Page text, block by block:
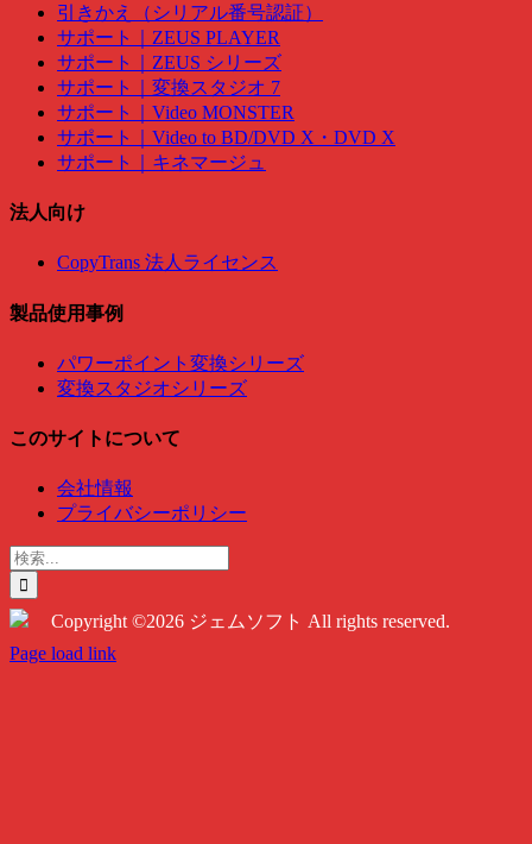
引きかえ（シリアル番号認証）
サポート｜ZEUS PLAYER
サポート｜ZEUS シリーズ
サポート｜変換スタジオ 7
サポート｜Video MONSTER
サポート｜Video to BD/DVD X・DVD X
サポート｜キネマージュ
法人向け
CopyTrans 法人ライセンス
製品使用事例
パワーポイント変換シリーズ
変換スタジオシリーズ
このサイトについて
会社情報
プライバシーポリシー
検
索
…
Copyright ©2026 ジェムソフト All rights reserved.
Twitter
Instagram
Facebook
Page load link